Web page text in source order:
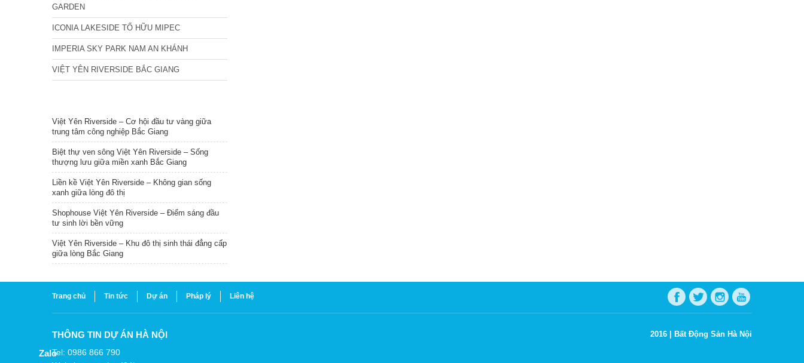
GARDEN
ICONIA LAKESIDE TỐ HỮU MIPEC
IMPERIA SKY PARK NAM AN KHÁNH
VIỆT YÊN RIVERSIDE BẮC GIANG
Việt Yên Riverside – Cơ hội đầu tư vàng giữa
trung tâm công nghiệp Bắc Giang
Biệt thự ven sông Việt Yên Riverside – Sống
thượng lưu giữa miền xanh Bắc Giang
Liền kề Việt Yên Riverside – Không gian sống
xanh giữa lòng đô thị
Shophouse Việt Yên Riverside – Điểm sáng đầu
tư sinh lời bền vững
Việt Yên Riverside – Khu đô thị sinh thái đẳng cấp
giữa lòng Bắc Giang
Trang chủ Tin tức Dự án Pháp lý Liên hệ
THÔNG TIN DỰ ÁN HÀ NỘI
Tel: 0986 866 790
2016 | Bất Động Sản Hà Nội
Zalo